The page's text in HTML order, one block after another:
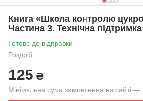
Книга «Школа контролю
Частина 3. Технічна
Готово до відправки
Роздріб
125 ₴
Мінімальна сума замовлення на сайті —